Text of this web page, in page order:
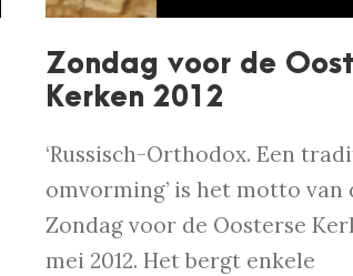
Zondag voor de
Kerken 2012
‘Russisch-Orthodox. Een
omvorming’ is het motto van
Zondag voor de Oosterse
mei 2012. Het bergt enkele